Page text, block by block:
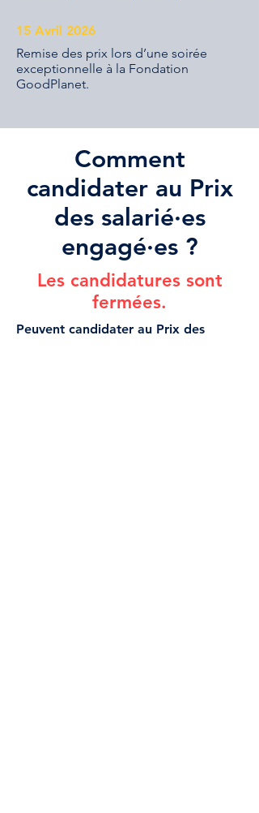
15 Avril 2026
Remise des prix lors d’une soirée
exceptionnelle à la Fondation
GoodPlanet.
Comment
candidater au Prix
des salarié·es
engagé·es ?
Les candidatures sont
fermées.
Peuvent candidater au Prix des